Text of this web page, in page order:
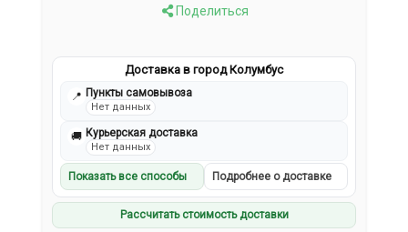
Поделиться
Доставка в город Колумбус
📍 Пункты самовывоза
Нет данных
🚚 Курьерская доставка
Нет данных
Показать все способы Подробнее о доставке
Рассчитать стоимость доставки